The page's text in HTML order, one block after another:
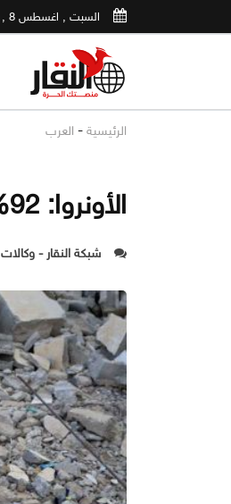
السبت , اغسطس 8 , 2026
الرئيسية - العرب
الأونروا: 92% من المنازل في غزة دمرت
شبكة النقار - وكالات